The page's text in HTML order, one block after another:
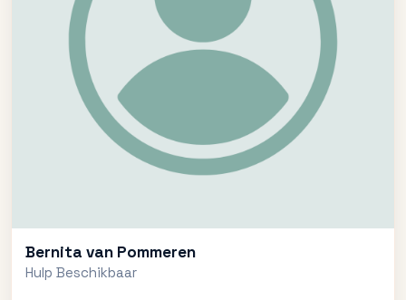
Bernita van Pommeren
Hulp Beschikbaar